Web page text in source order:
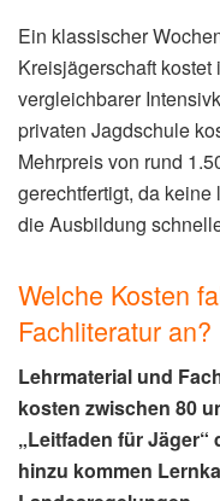
Ein klassischer
Kreisjägerschaft
vergleichbarer
privaten Jagdschule
Mehrpreis von rund
gerechtfertigt, da
die Ausbildung
Welche Kosten
Fachliteratur an?
Lehrmaterial und
kosten zwischen 80
„Leitfaden für Jäger“
hinzu kommen